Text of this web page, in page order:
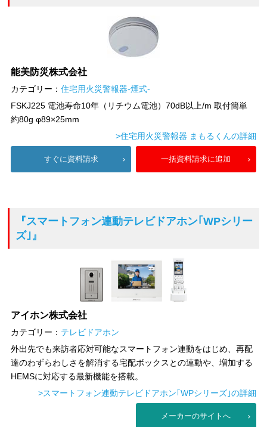
能美防災株式会社
カテゴリー：住宅用火災警報器-煙式-
FSKJ225 電池寿命10年（リチウム電池）70dB以上/m 取付簡単
約80g φ89×25mm
>住宅用火災警報器 まもるくんの詳細
すぐに資料請求 一括資料請求に追加
『スマートフォン連動テレビドアホン｢WPシリー
ズ｣』
アイホン株式会社
カテゴリー： テレビドアホン
外出先でも来訪者応対可能なスマートフォン連動をはじめ、再配
達のわずらわしさを解消する宅配ボックスとの連動や、増加する
HEMSに対応する最新機能を搭載。
>スマートフォン連動テレビドアホン｢WPシリーズ｣の詳細
メーカーのサイトへ